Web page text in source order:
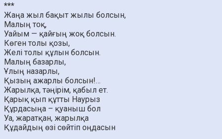
***
Жаңа жыл бақыт жылы болсын,
Малың тоқ,
Уайым — қайғың жоқ болсын.
Көген толы қозы,
Желі толы құлын болсын.
Малың базарлы,
Ұлың назарлы,
Қызың ажарлы болсын!…
Жарылқа, тәңірім, қабыл ет.
Қарық қып құтты Наурыз
Құрдасыңа – қуаныш бол
Уа, жаратқан, жарылқа
Құдайдың өзі сөйтіп оңдасын